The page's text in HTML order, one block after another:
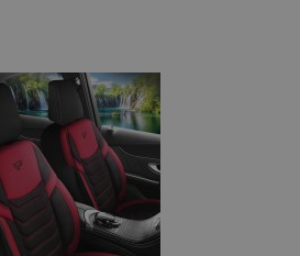
aan
verlanglijst